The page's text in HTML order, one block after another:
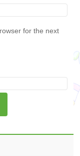
for the next